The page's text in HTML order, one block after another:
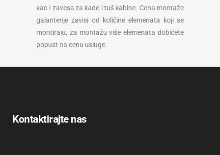
kao i zavesa za kade i tuš kabine. Cena montaže
galanterije zavisi od količine elemenata koji se
montiraju, za montažu više elemenata dobićete
popust na cenu usluge.
Kontaktirajte nas